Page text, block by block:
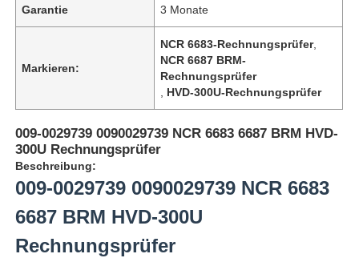
Garantie 3 Monate
Markieren:
NCR 6683-Rechnungsprüfer,
NCR 6687 BRM-
Rechnungsprüfer
HVD-300U-Rechnungsprüfer
009-0029739 0090029739 NCR 6683 6687 BRM HVD-
300U Rechnungsprüfer
Beschreibung:
009-0029739 0090029739 NCR 6683
6687 BRM HVD-300U
Rechnungsprüfer